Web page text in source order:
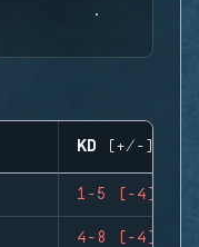
KD (+/-)
1-5 (-4)
4-8 (-4)